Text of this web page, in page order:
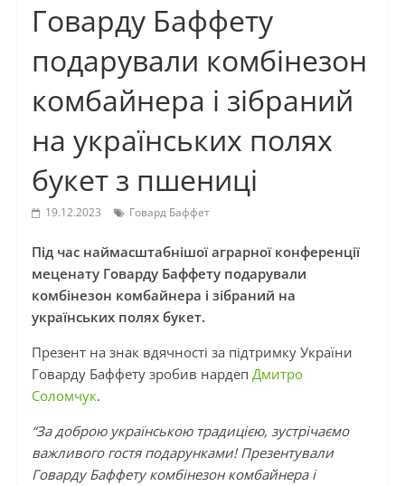
Говарду Баффету
подарували комбінезон
комбайнера і зібраний
на українських полях
букет з пшениці
19.12.2023 Говард Баффет
Під час наймасштабнішої аграрної конференції
меценату Говарду Баффету подарували
комбінезон комбайнера і зібраний на
українських полях букет.
Презент на знак вдячності за підтримку України
Говарду Баффету зробив нардеп Дмитро
Соломчук.
“За доброю українською традицією, зустрічаємо
важливого гостя подарунками! Презентували
Говарду Баффету комбінезон комбайнера і